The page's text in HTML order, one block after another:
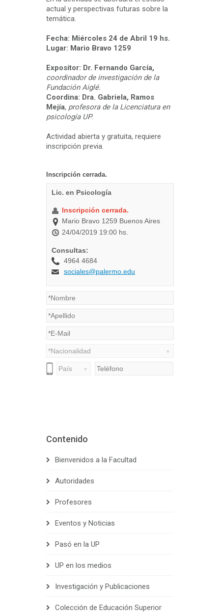
actual y perspectivas futuras sobre la
temática.
Fecha: Miércoles 24 de Abril 19 hs.
Lugar: Mario Bravo 1259
Expositor: Dr. Fernando García,
coordinador de investigación de la
Fundación Aiglé.
Coordina: Dra. Gabriela, Ramos
Mejía, profesora de la Licenciatura en
psicología UP.
Actividad abierta y gratuita, requiere
inscripción previa.
Contenido
Bienvenidos a la Facultad
Autoridades
Profesores
Eventos y Noticias
Pasó en la UP
UP en los medios
Investigación y Publicaciones
Colección de Educación Superior